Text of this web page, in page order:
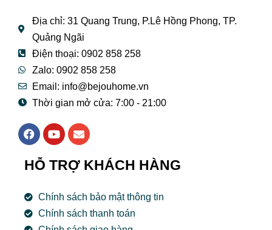
Địa chỉ: 31 Quang Trung, P.Lê Hồng Phong, TP.
Quảng Ngãi
Điện thoại: 0902 858 258
Zalo: 0902 858 258
Email: info@bejouhome.vn
Thời gian mở cửa: 7:00 - 21:00
F
a
e
b
o
k
Y
o
t
u
e
E
n
e
l
p
e
HỖ TRỢ KHÁCH HÀNG
Chính sách bảo mật thông tin
Chính sách thanh toán